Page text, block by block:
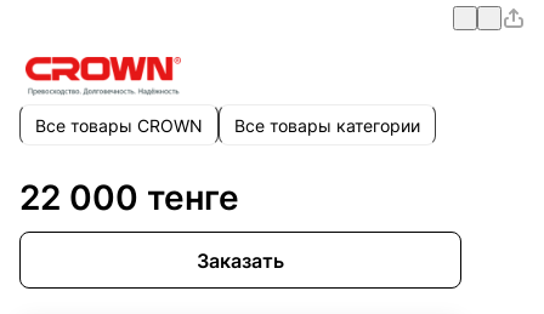
Все товары CROWN Все товары категории
22 000 тенге
Заказать